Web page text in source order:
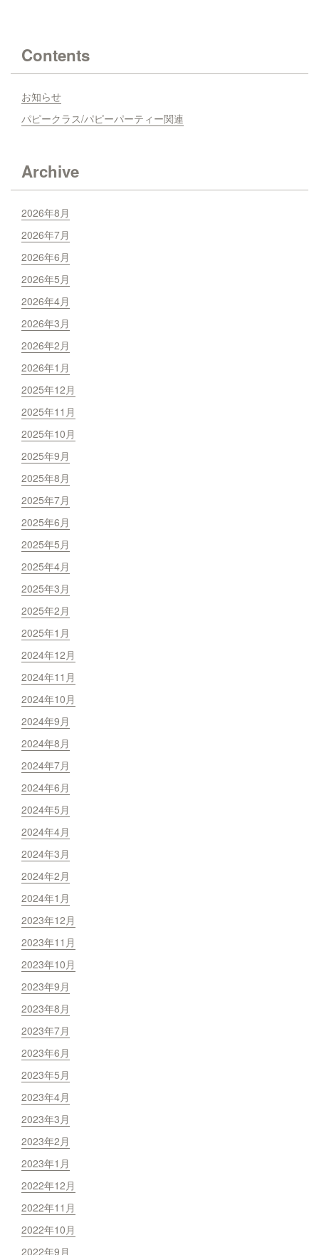
Contents
お知らせ
パピークラス/パピーパーティー関連
Archive
2026年8月
2026年7月
2026年6月
2026年5月
2026年4月
2026年3月
2026年2月
2026年1月
2025年12月
2025年11月
2025年10月
2025年9月
2025年8月
2025年7月
2025年6月
2025年5月
2025年4月
2025年3月
2025年2月
2025年1月
2024年12月
2024年11月
2024年10月
2024年9月
2024年8月
2024年7月
2024年6月
2024年5月
2024年4月
2024年3月
2024年2月
2024年1月
2023年12月
2023年11月
2023年10月
2023年9月
2023年8月
2023年7月
2023年6月
2023年5月
2023年4月
2023年3月
2023年2月
2023年1月
2022年12月
2022年11月
2022年10月
2022年9月